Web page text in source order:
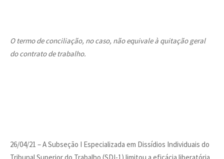
O termo de conciliação, no caso, não equivale à quitação geral
do contrato de trabalho.
26/04/21 – A Subseção I Especializada em Dissídios Individuais do